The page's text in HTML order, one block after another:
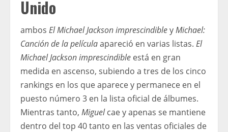
Unido
ambos El Michael Jackson imprescindibleyMichael:
Canción de la películaapareció en varias listas. El
Michael Jackson imprescindible está en gran
medida en ascenso, subiendo a tres de los cinco
rankings en los que aparece y permanece en el
puesto número 3 en la lista oficial de álbumes.
Mientras tanto, Miguelcae y apenas se mantiene
dentro del top 40 tanto en las ventas oficiales de